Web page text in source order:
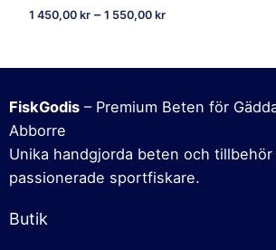
1 450,00 kr – 1 550,00 kr
FiskGodis – Premium Beten för
Abborre
Unika handgjorda beten och
passionerade sportfiskare.
Butik